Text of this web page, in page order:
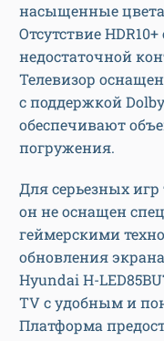
насыщенные
Отсутствие
недостаточной
Телевизор
с поддержкой
обеспечивают
погружения.
Для серьезных игр
он не оснащен
геймерскими
обновления экрана
Hyundai H-
TV с удобным и
Платформа